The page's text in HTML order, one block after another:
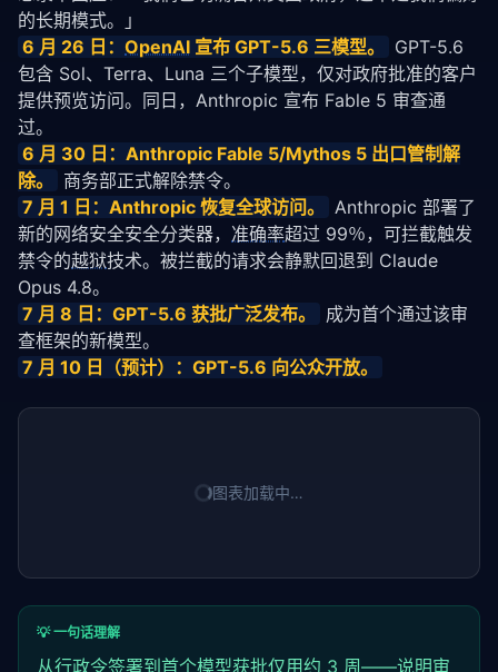
的长期模式。」
6 月 26 日： OpenAI 宣布 GPT-5.6 三模型。
GPT-5.6
包含 Sol、Terra、Luna 三个子模型，仅对政府批准的客户
提供预览访问。同日，Anthropic 宣布 Fable 5 审查通
过。
6 月 30 日：Anthropic Fable 5/Mythos 5 出口管制解
除。
商务部正式解除禁令。
7 月 1 日：Anthropic 恢复全球访问。
Anthropic 部署了
新的网络安全安全分类器， 准确率超过 99％，可拦截触发
禁令的越狱技术。被拦截的请求会静默回退到 Claude
Opus 4.8。
7 月 8 日：GPT-5.6 获批广泛发布。
成为首个通过该审
查框架的新模型。
7 月 10 日（预计）：GPT-5.6 向公众开放。
图表加载中…
💡 一句话理解
从行政令签署到首个模型获批仅用约 3 周——说明审